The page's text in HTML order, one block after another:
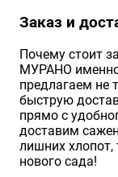
Заказ и
Почему стоит
МУРАНО
предлагаем не
быструю
прямо с
доставим
лишних хлопот,
нового сада!